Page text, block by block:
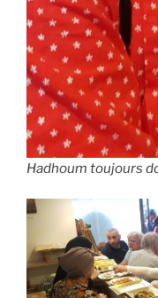
Hadhoum toujours